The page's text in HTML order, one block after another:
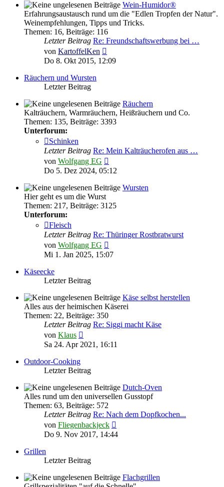
Wein-Humidor®
Erfahrungsaustausch rund um die "Edlen Tropfen der Natur".
Weinempfehlungen, Tipps und Tricks.
Themen: 16, Beiträge: 116
Letzter Beitrag Re: Freundschaftswerbung bei …
von KartoffelKen
Beitrag
Do 8. Okt 2015, 12:09
Räuchern und Wursten
Letzter Beitrag
Räuchern
Kalträuchern, Warmräuchern, Heißräuchern und Co.
Themen: 135, Beiträge: 3393
Unterforum:
Schinken
Letzter Beitrag Re: Mein Kalträucherofen aus …
von Wolfgang EG
Beitrag
Do 5. Dez 2024, 05:12
Wursten
Hier geht es um die Wurst
Themen: 217, Beiträge: 3125
Unterforum:
Fleisch
Letzter Beitrag Re: Thüringer Rostbratwurst
von Wolfgang EG
Beitrag
Mi 1. Jan 2025, 15:07
Käseecke
Letzter Beitrag
Käse selbst herstellen
Alles aus der heimischen Käserei
Themen: 22, Beiträge: 350
Letzter Beitrag Re: Siggi macht Käse
von Klaus
Beitrag
Sa 24. Apr 2021, 16:11
Outdoor-Cooking
Letzter Beitrag
Dutch-Oven
Alles rund um den universellen Gusstopf
Themen: 63, Beiträge: 572
Letzter Beitrag Re: Nach dem Dopfkochen...
von Fliegenbackjeck
Beitrag
Do 9. Nov 2017, 14:44
Grillen
Letzter Beitrag
Flachgrillen